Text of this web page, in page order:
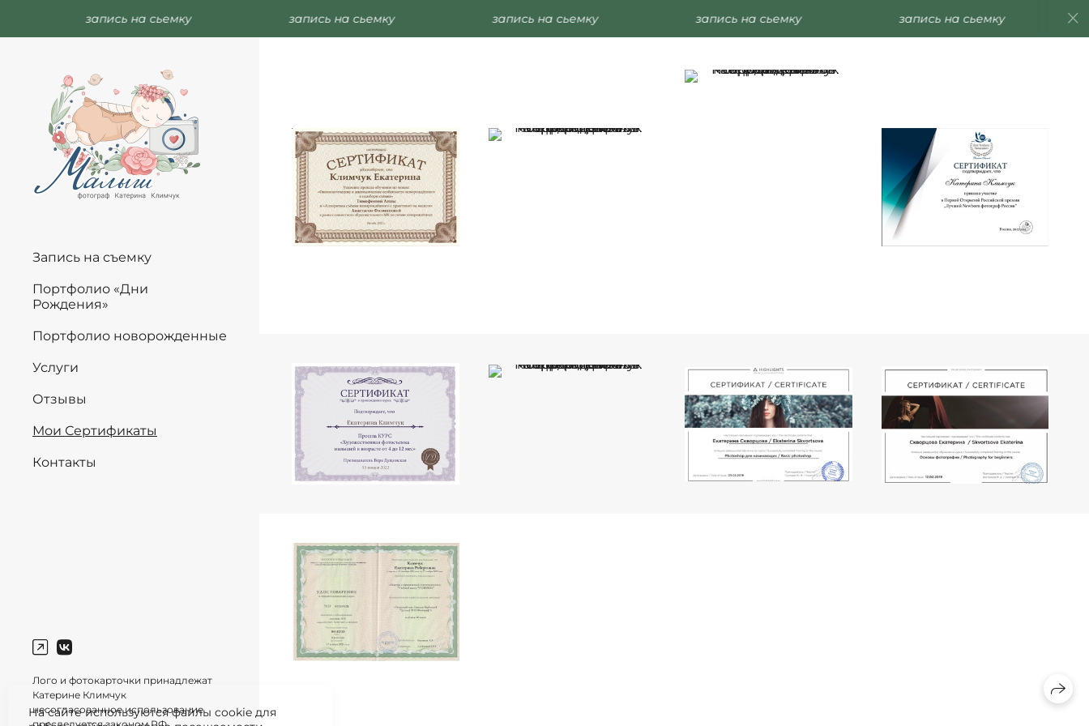
Запись на съемку
Портфолио «Дни
Рождения»
Портфолио новорожденные
Услуги
Отзывы
Мои Сертификаты
Контакты
Лого и фотокарточки принадлежат
Катерине Климчук
несогласованное использование
запись на сьемку запись на сьемку запись на сьемку запись на сьемку запись на сьемку
На сайте используются файлы cookie для